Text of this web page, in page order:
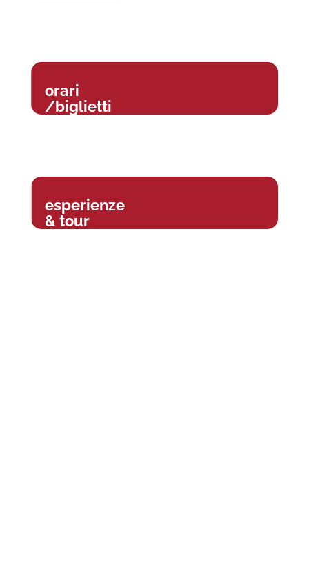
orari
/biglietti
esperienze
& tour